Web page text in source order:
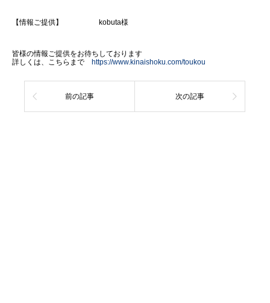
【情報ご提供】 kobuta様
皆様の情報ご提供をお待ちしております
詳しくは、こちらまで https://www.kinaishoku.com/toukou
前の記事 次の記事